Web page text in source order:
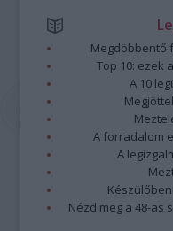
Megdöbbentő
Top 10: ezek
A 10
A forradalom
A
Nézd meg a 48-as